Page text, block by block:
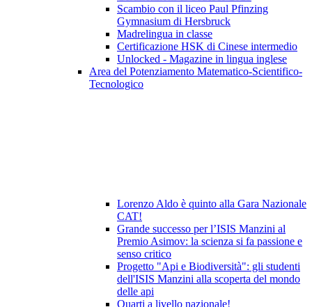
Scambio con il liceo Paul Pfinzing
Gymnasium di Hersbruck
Madrelingua in classe
Certificazione HSK di Cinese intermedio
Unlocked - Magazine in lingua inglese
Area del Potenziamento Matematico-Scientifico-
Tecnologico
Lorenzo Aldo è quinto alla Gara Nazionale
CAT!
Grande successo per l’ISIS Manzini al
Premio Asimov: la scienza si fa passione e
senso critico
Progetto "Api e Biodiversità": gli studenti
dell'ISIS Manzini alla scoperta del mondo
delle api
Quarti a livello nazionale!